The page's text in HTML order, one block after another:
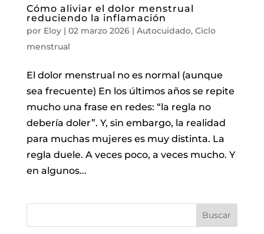
Cómo aliviar el dolor menstrual
reduciendo la inflamación
por Eloy| 02 marzo 2026| Autocuidado, Ciclo
menstrual
El dolor menstrual no es normal (aunque
sea frecuente) En los últimos años se repite
mucho una frase en redes: “la regla no
debería doler”. Y, sin embargo, la realidad
para muchas mujeres es muy distinta. La
regla duele. A veces poco, a veces mucho. Y
en algunos...